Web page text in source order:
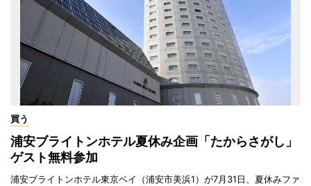
買う
浦安ブライトンホテル夏休み企画「たからさがし」
ゲスト無料参加
浦安ブライトンホテル東京ベイ（浦安市美浜1）が7月31日、夏休みファ